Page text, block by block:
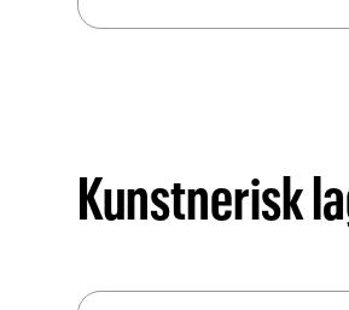
Kunstnerisk